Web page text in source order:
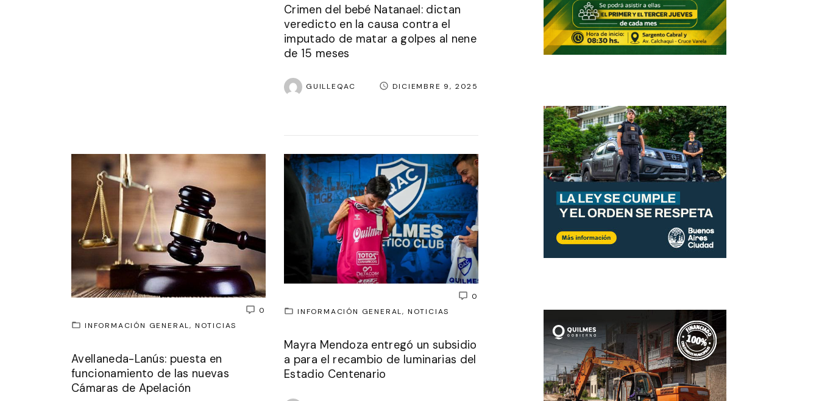
Crimen del bebé Natanael: dictan
veredicto en la causa contra el
imputado de matar a golpes al nene
de 15 meses
GUILLEQAC DICIEMBRE 9, 2025
0
INFORMACIÓN GENERAL NOTICIAS
Avellaneda-Lanús: puesta en
funcionamiento de las nuevas
Cámaras de Apelación
0
INFORMACIÓN GENERAL NOTICIAS
Mayra Mendoza entregó un subsidio
a para el recambio de luminarias del
Estadio Centenario